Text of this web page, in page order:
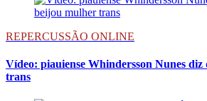
REPERCUSSÃO ONLINE
Vídeo: piauiense Whindersson Nunes
trans